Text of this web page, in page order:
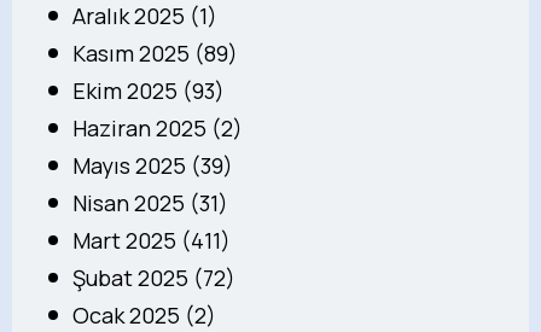
Aralık 2025 (1)
Kasım 2025 (89)
Ekim 2025 (93)
Haziran 2025 (2)
Mayıs 2025 (39)
Nisan 2025 (31)
Mart 2025 (411)
Şubat 2025 (72)
Ocak 2025 (2)